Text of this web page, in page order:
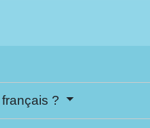
?